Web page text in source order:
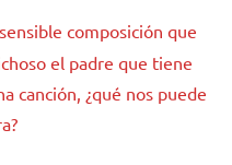
composición que
el padre que tiene
canción, ¿qué nos puede